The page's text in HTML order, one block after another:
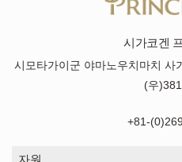
시가코겐
시모타가이군 야마노우치마치 사
(우
+81-